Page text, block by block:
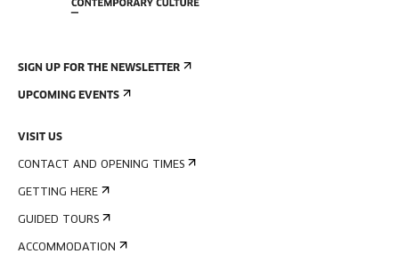
SIGN UP FOR THE NEWSLETTER
UPCOMING EVENTS
VISIT US
CONTACT AND OPENING TIMES
GETTING HERE
GUIDED TOURS
ACCOMMODATION